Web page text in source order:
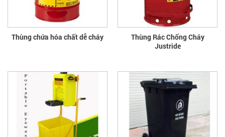
Thùng chứa hóa chất dễ cháy
Thùng Rác Chống Cháy
Justride